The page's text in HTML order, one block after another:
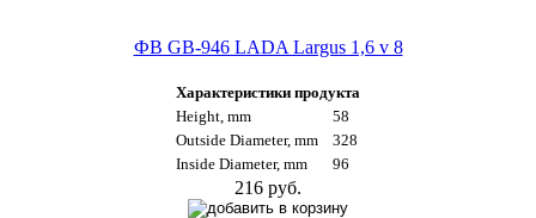
ФВ GB-946 LADA Largus 1,6 v 8
Характеристики продукта
Height, mm
58
Outside Diameter, mm
328
Inside Diameter, mm
96
216 руб.